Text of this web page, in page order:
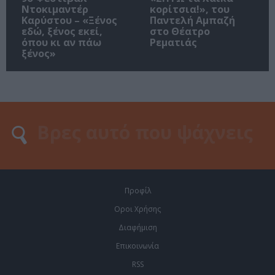
Ντοκιμαντέρ
Καρύστου – «Ξένος
εδώ, ξένος εκεί,
όπου κι αν πάω
ξένος»
κορίτσια!», του
Παντελή Αμπαζή
στο Θέατρο
Ρεματιάς
Προφίλ
Οροι Χρήσης
Διαφήμιση
Επικοινωνία
RSS